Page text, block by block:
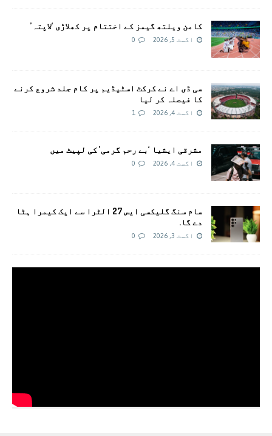
کامن ویلتھ گیمز کے اختتام پر کھلاڑی ‘لاپتہ’
اگست 5, 2026 0
سی ڈی اے نے کرکٹ اسٹیڈیم پر کام جلد شروع کرنے
کا فیصلہ کر لیا
اگست 4, 2026 1
مشرقی ایشیا ‘بے رحم گرمی’ کی لپیٹ میں
اگست 4, 2026 0
سام سنگ گلیکسی ایس 27 الٹرا سے ایک کیمرا ہٹا
دے گا.
اگست 3, 2026 0